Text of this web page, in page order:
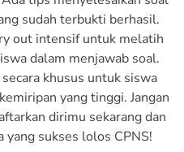
sudah terbukti berhasil.
out intensif untuk melatih
dalam menjawab soal.
khusus untuk siswa
yang tinggi. Jangan
dirimu sekarang dan
yang sukses lolos CPNS!